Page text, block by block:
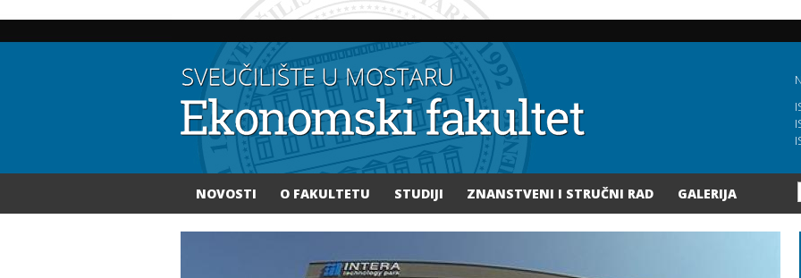
glavni
NOVOSTI O FAKULTETU STUDIJI ZNANSTVENI I STRUČNI RAD GALERIJA